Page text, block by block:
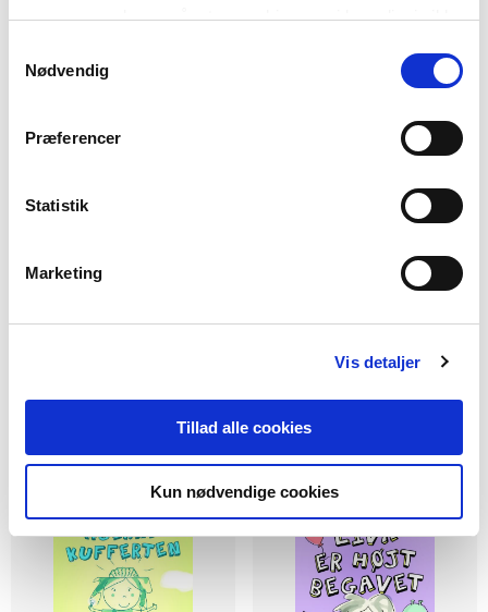
være opmærksom på, at vores hjemmeside muligvis ikke
tilbagetrækker et samtykke.
Nødvendig
Præferencer
Statistik
Marketing
Vis detaljer
Tillad alle cookies
Kun nødvendige cookies
2 formater
319,95 KR.
Fra
269,95 KR.